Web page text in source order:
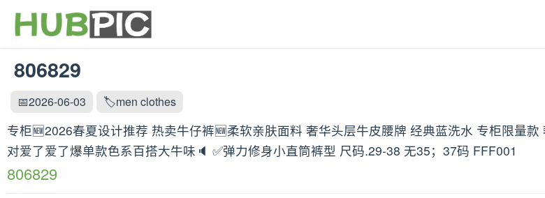
806829
📅2026-06-03 🏷️men clothes
专柜🆕2026春夏设计推荐 热卖牛仔裤🆕柔软亲肤面料 奢华头层牛皮腰牌 经典蓝洗水 专柜限量
对爱了爱了爆单款色系百搭大牛味🔈 ✅弹力修身小直筒裤型 尺码.29-38 无35；37码 FFF001
806829